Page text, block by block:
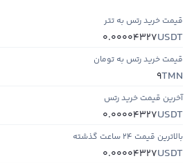
قیمت خرید رتس به تتر
USDT
0.00004327
قیمت خرید رتس به تومان
TMN
9
آخرین قیمت خرید رتس
USDT
0.00004327
بالاترین قیمت ۲۴ ساعت گذشته
USDT
0.00004327